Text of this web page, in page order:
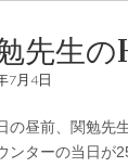
先生
7月4日
の昼前、関勉先
ンターの当日が